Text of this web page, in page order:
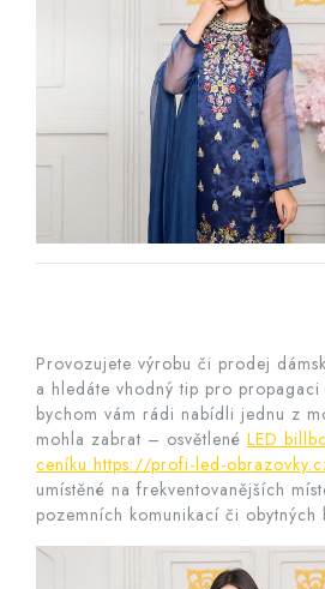
Provozujete výrobu či prodej
a hledáte vhodný tip pro propagaci
bychom vám rádi nabídli jednu z
mohla zabrat – osvětlené LED
ceníku https://profi-led-
umístěné na frekventovanějších
pozemních komunikací či obytných